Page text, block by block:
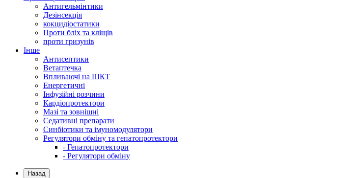
Антигельмінтики
Дезінсекція
кокцидіостатики
Проти бліх та кліщів
проти гризунів
Інше
Антисептики
Ветаптечка
Впливаючі на ШКТ
Енергетичні
Інфузійні розчини
Кардіопротектори
Мазі та зовнішні
Седативні препарати
Синбіотики та імуномодулятори
Регулятори обміну та гепатопротектори
- Гепатопротектори
- Регулятори обміну
Назад